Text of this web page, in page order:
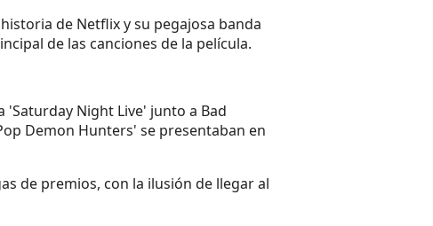
de Netflix y su pegajosa banda
de las canciones de la película.
'Saturday Night Live' junto a Bad
Demon Hunters' se presentaban en
de premios, con la ilusión de llegar al